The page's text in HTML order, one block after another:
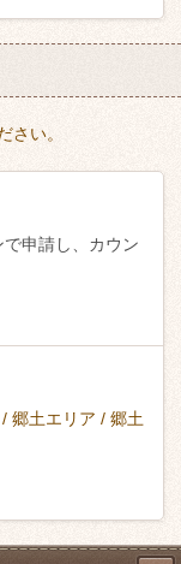
さい。
申請し、カウン
郷土エリア / 郷土